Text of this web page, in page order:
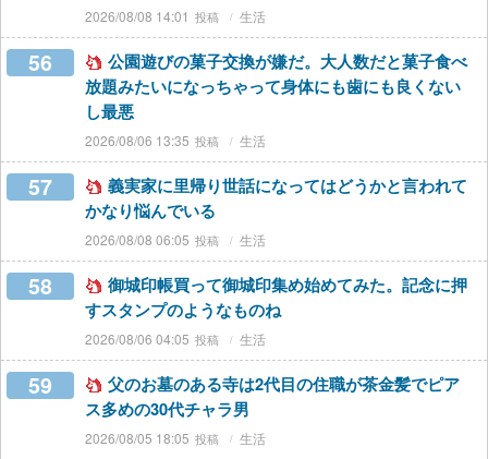
2026/08/08 14:01 生活
56
公園遊びの菓子交換が嫌だ。大人数だと菓子食べ
放題みたいになっちゃって身体にも歯にも良くない
し最悪
2026/08/06 13:35 生活
57
義実家に里帰り世話になってはどうかと言われて
かなり悩んでいる
2026/08/08 06:05 生活
58
御城印帳買って御城印集め始めてみた。記念に押
すスタンプのようなものね
2026/08/06 04:05 生活
59
父のお墓のある寺は2代目の住職が茶金髪でピア
ス多めの30代チャラ男
2026/08/05 18:05 生活